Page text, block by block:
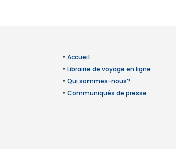
» Accueil
» Librairie de voyage en ligne
» Qui sommes-nous?
» Communiqués de presse